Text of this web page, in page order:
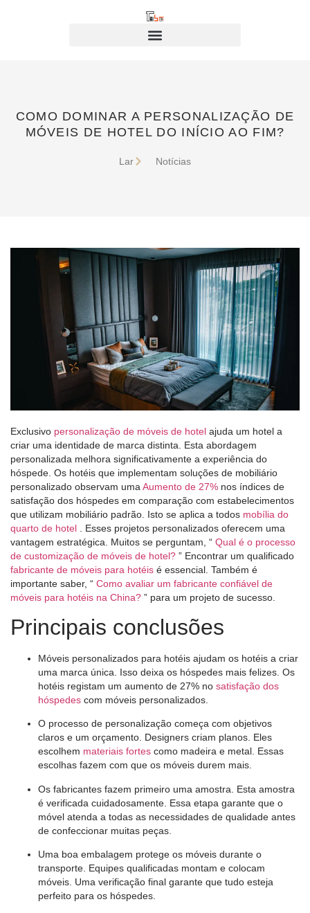
COMO DOMINAR A PERSONALIZAÇÃO DE
MÓVEIS DE HOTEL DO INÍCIO AO FIM?
Lar Notícias
Exclusivo personalização de móveis de hotel ajuda um hotel a
criar uma identidade de marca distinta. Esta abordagem
personalizada melhora significativamente a experiência do
hóspede. Os hotéis que implementam soluções de mobiliário
personalizado observam uma Aumento de 27% nos índices de
satisfação dos hóspedes em comparação com estabelecimentos
que utilizam mobiliário padrão. Isto se aplica a todos mobília do
quarto de hotel
. Esses projetos personalizados oferecem uma
vantagem estratégica. Muitos se perguntam, “ Qual é o processo
de customização de móveis de hotel? ” Encontrar um qualificado
fabricante de móveis para hotéis é essencial. Também é
importante saber, “ Como avaliar um fabricante confiável de
móveis para hotéis na China? ” para um projeto de sucesso.
Principais conclusões
Móveis personalizados para hotéis ajudam os hotéis a criar
uma marca única. Isso deixa os hóspedes mais felizes. Os
hotéis registam um aumento de 27% no satisfação dos
hóspedes com móveis personalizados.
O processo de personalização começa com objetivos
claros e um orçamento. Designers criam planos. Eles
escolhem materiais fortes como madeira e metal. Essas
escolhas fazem com que os móveis durem mais.
Os fabricantes fazem primeiro uma amostra. Esta amostra
é verificada cuidadosamente. Essa etapa garante que o
móvel atenda a todas as necessidades de qualidade antes
de confeccionar muitas peças.
Uma boa embalagem protege os móveis durante o
transporte. Equipes qualificadas montam e colocam
móveis. Uma verificação final garante que tudo esteja
perfeito para os hóspedes.